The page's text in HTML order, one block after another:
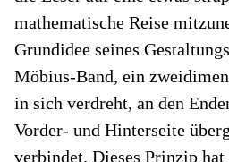
mathematische Reise
Grundidee seines
Möbius-Band, ein
in sich verdreht, an den
Vorder- und Hinterseite
verbindet. Dieses Prinzip